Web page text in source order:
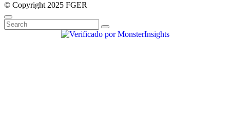
© Copyright 2025 FGER